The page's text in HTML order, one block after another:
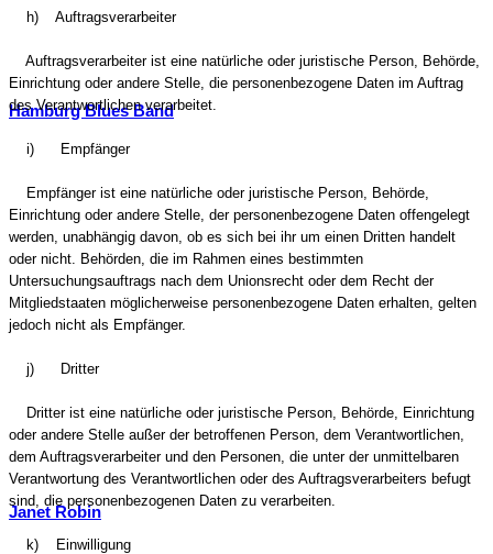
Hamburg Blues Band
Janet Robin
h) Auftragsverarbeiter
Auftragsverarbeiter ist eine natürliche oder juristische Person, Behörde,
Einrichtung oder andere Stelle, die personenbezogene Daten im Auftrag
des Verantwortlichen verarbeitet.
i) Empfänger
Empfänger ist eine natürliche oder juristische Person, Behörde,
Einrichtung oder andere Stelle, der personenbezogene Daten offengelegt
werden, unabhängig davon, ob es sich bei ihr um einen Dritten handelt
oder nicht. Behörden, die im Rahmen eines bestimmten
Untersuchungsauftrags nach dem Unionsrecht oder dem Recht der
Mitgliedstaaten möglicherweise personenbezogene Daten erhalten, gelten
jedoch nicht als Empfänger.
j) Dritter
Dritter ist eine natürliche oder juristische Person, Behörde, Einrichtung
oder andere Stelle außer der betroffenen Person, dem Verantwortlichen,
dem Auftragsverarbeiter und den Personen, die unter der unmittelbaren
Verantwortung des Verantwortlichen oder des Auftragsverarbeiters befugt
sind, die personenbezogenen Daten zu verarbeiten.
k) Einwilligung